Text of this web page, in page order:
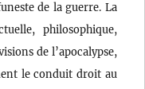
de la guerre. La
philosophique,
de l’apocalypse,
le conduit droit au